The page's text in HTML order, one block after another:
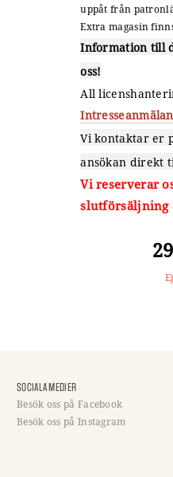
uppåt från
Extra magasin
Information till
oss!
All
Intresseanmälan
Vi kontaktar er
ansökan direkt
Vi reserverar
slutförsäljning
SOCIALA MEDIER
Besök oss på Facebook
Besök oss på Instagram